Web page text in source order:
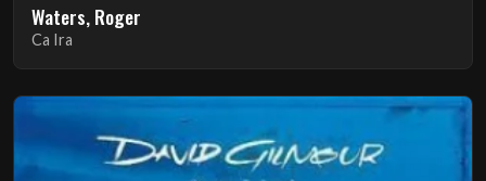
Waters, Roger
Ca Ira